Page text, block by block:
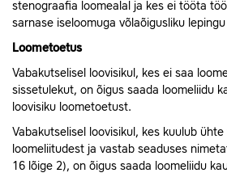
stenograafia loomealal ja kes ei tööta
sarnase iseloomuga võlaõigusliku lepingu
Loometoetus
Vabakutselisel loovisikul, kes ei saa
sissetulekut, on õigus saada loomeliidu
loovisiku loometoetust.
Vabakutselisel loovisikul, kes kuulub
loomeliitudest ja vastab seaduses
16 lõige 2), on õigus saada loomeliidu